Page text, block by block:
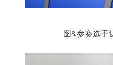
图8.参赛选手